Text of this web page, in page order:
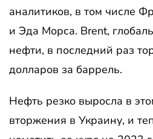
аналитиков, в том числе
и Эда Морса. Brent,
нефти, в последний раз
долларов за баррель.
Нефть резко выросла в
вторжения в Украину, и